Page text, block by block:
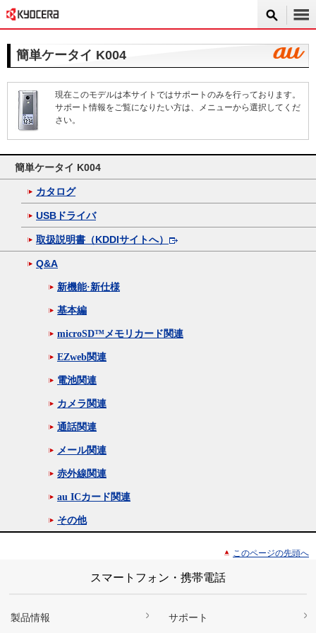
簡単ケータイ K004
現在このモデルは本サイトではサポートのみを行っております。
サポート情報をご覧になりたい方は、メニューから選択してくだ
さい。
簡単ケータイ K004
カタログ
USBドライバ
取扱説明書（KDDIサイトへ）
Q&A
新機能·新仕様
基本編
microSD™メモリカード関連
EZweb関連
電池関連
カメラ関連
通話関連
メール関連
赤外線関連
au ICカード関連
その他
このページの先頭へ
スマートフォン・携帯電話
製品情報 サポート